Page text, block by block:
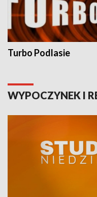
Turbo Podlasie
WYPOCZYNEK I